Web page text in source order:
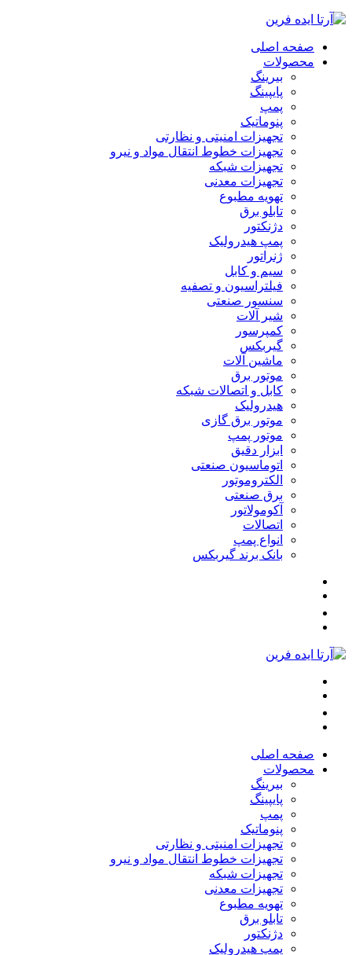
صفحه اصلی
محصولات
بیرینگ
پایپینگ
پمپ
پنوماتیک
تجهیزات امنیتی و نظارتی
تجهیزات خطوط انتقال مواد و نیرو
تجهیزات شبکه
تجهیزات معدنی
تهویه مطبوع
تابلو برق
دژنکتور
پمپ هیدرولیک
ژنراتور
سیم و کابل
فیلتراسیون و تصفیه
سنسور صنعتی
شیر آلات
کمپرسور
گیربکس
ماشین آلات
موتور برق
کابل و اتصالات شبکه
هیدرولیک
موتور برق گازی
موتور پمپ
ابزار دقیق
اتوماسیون صنعتی
الکتروموتور
برق صنعتی
آکومولاتور
اتصالات
انواع پمپ
بانک برند گیربکس
صفحه اصلی
محصولات
بیرینگ
پایپینگ
پمپ
پنوماتیک
تجهیزات امنیتی و نظارتی
تجهیزات خطوط انتقال مواد و نیرو
تجهیزات شبکه
تجهیزات معدنی
تهویه مطبوع
تابلو برق
دژنکتور
پمپ هیدرولیک